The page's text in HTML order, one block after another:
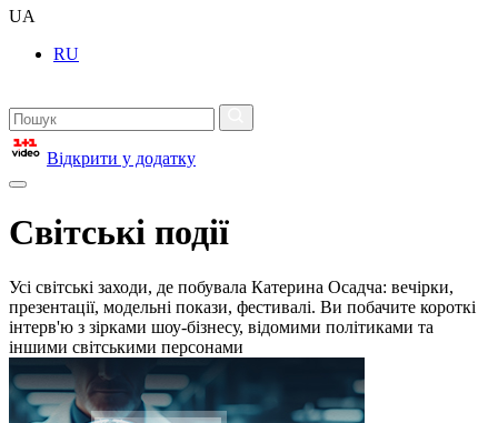
UA
RU
Відкрити у додатку
Світські події
Усі світські заходи, де побувала Катерина Осадча: вечірки,
презентації, модельні покази, фестивалі. Ви побачите короткі
інтерв'ю з зірками шоу-бізнесу, відомими політиками та
іншими світськими персонами